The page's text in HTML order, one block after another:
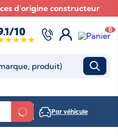
d'origine constructeur
10 0
Par véhicule